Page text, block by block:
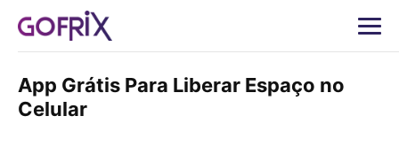
App Grátis Para Liberar Espaço no
Celular